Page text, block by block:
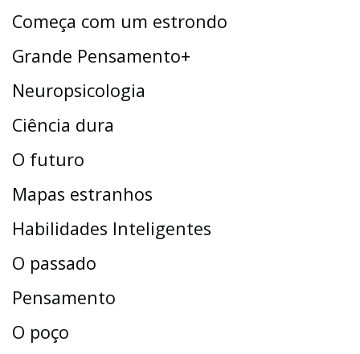
Começa com um estrondo
Grande Pensamento+
Neuropsicologia
Ciência dura
O futuro
Mapas estranhos
Habilidades Inteligentes
O passado
Pensamento
O poço